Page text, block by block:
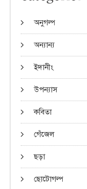
অনুগল্প
অন্যান্য
ইদানীং
উপন্যাস
কবিতা
গেঁজেল
ছড়া
ছোটোগল্প